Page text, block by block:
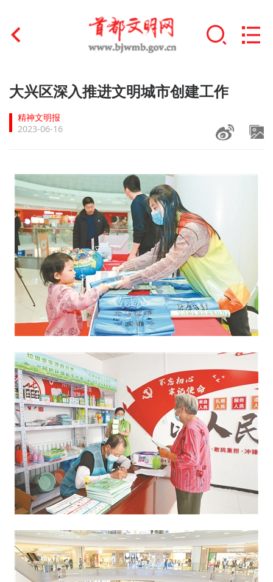
首页
文明创建
文明培育
+
未成年人思想道德建设
榜样人物
身边好人
文明评论
北京宣传文化引导基金
专题
资料库
+
大兴区深入推进文明城市创建工作
精神文明报
2023-06-16